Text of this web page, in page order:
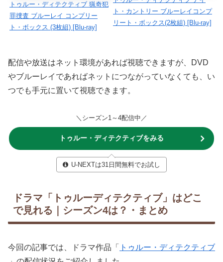
トゥルー・ディテクティブ 猟奇犯
罪捜査 ブルーレイ コンプリー
ト・ボックス (3枚組) [Blu-ray]
ト・カントリー ブルーレイコンプ
リート・ボックス(2枚組) [Blu-ray]
配信や放送はネット環境があれば視聴できますが、DVD
やブルーレイであればネットにつながっていなくても、い
つでも手元に置いて視聴できます。
＼シーズン1～4配信中／
トゥルー・ディテクティブをみる
U-NEXTは31日間無料でお試し
ドラマ「トゥルーディテクティブ」はどこ
で見れる｜シーズン4は？・まとめ
今回の記事では、ドラマ作品「
トゥルー・ディテクティブ